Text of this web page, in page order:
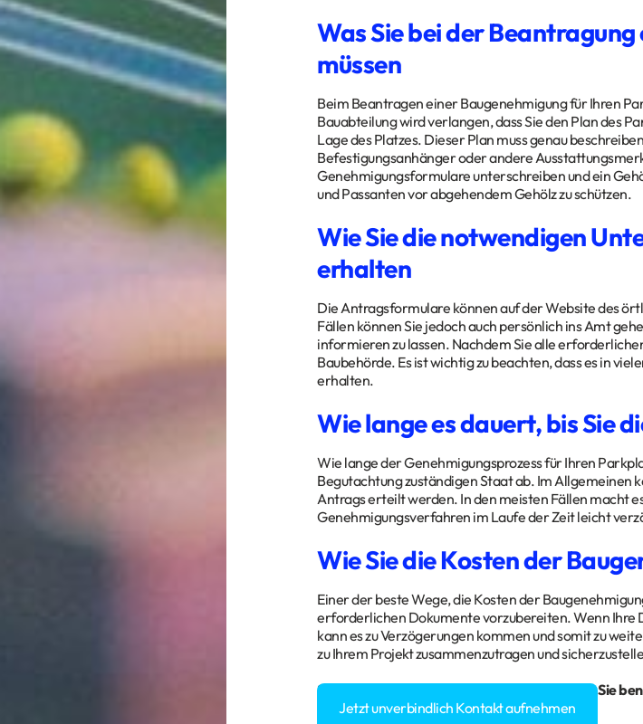
Was Sie bei der
müssen
Beim Beantragen einer Baugenehmigung für Ihren
Bauabteilung wird verlangen, dass Sie den Plan des
Lage des Platzes. Dieser Plan muss genau
Befestigungsanhänger oder andere
Genehmigungsformulare unterschreiben und ein
und Passanten vor abgehendem Gehölz zu schützen.
Wie Sie die notwendigen
erhalten
Die Antragsformulare können auf der Website des
Fällen können Sie jedoch auch persönlich ins Amt
informieren zu lassen. Nachdem Sie alle
Baubehörde. Es ist wichtig zu beachten, dass es in
erhalten.
Wie lange es dauert, bis Sie
Wie lange der Genehmigungsprozess für Ihren
Begutachtung zuständigen Staat ab. Im Allgemeinen
Antrags erteilt werden. In den meisten Fällen macht
Genehmigungsverfahren im Laufe der Zeit leicht
Wie Sie die Kosten der
Einer der beste Wege, die Kosten der
erforderlichen Dokumente vorzubereiten. Wenn
kann es zu Verzögerungen kommen und somit zu
zu Ihrem Projekt zusammenzutragen und
Sie haben Fragen rund um Ihr Bauvorhaben? Sie
Jetzt unverbindlich Kontakt aufnehmen